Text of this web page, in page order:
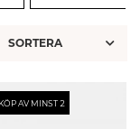
AV MINST 2